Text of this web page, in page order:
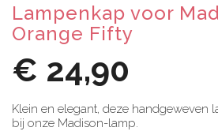
Lampenkap voor
Orange Fifty
€ 24,90
Klein en elegant, deze handgeweven
bij onze Madison-lamp.